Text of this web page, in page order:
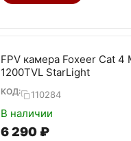
FPV камера Foxeer Cat 4
1200TVL StarLight
КОД: 110284
В наличии
6 290 ₽